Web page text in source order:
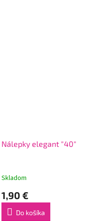
Nálepky elegant "40"
Skladom
1,90 €
Do košíka